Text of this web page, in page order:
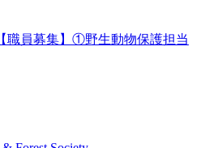
【職員募集】①野生動物保護担当